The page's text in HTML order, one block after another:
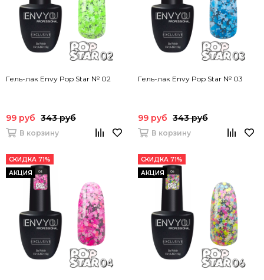
Гель-лак Envy Pop Star № 02
99 руб 343 руб
В корзину
Гель-лак Envy Pop Star № 03
99 руб 343 руб
В корзину
СКИДКА 71%
АКЦИЯ
СКИДКА 71%
АКЦИЯ